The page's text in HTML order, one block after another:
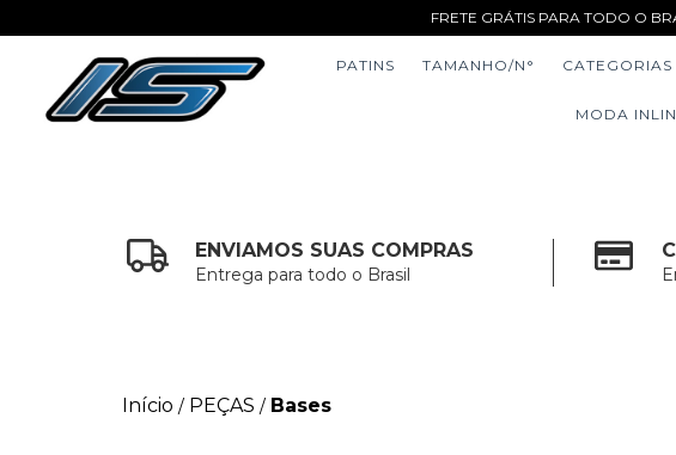
FRETE GRÁTIS PARA TODO O
PATINS TAMANHO/N° CATEGORIAS
MODA
ENVIAMOS SUAS COMPRAS
Entrega para todo o Brasil
Início / PEÇAS / Bases